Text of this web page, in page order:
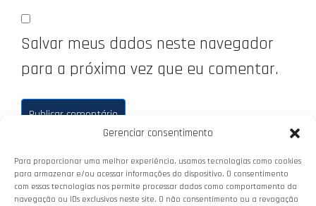
Gerenciar consentimento
Para proporcionar uma melhor experiência, usamos tecnologias como cookies
para armazenar e/ou acessar informações do dispositivo. O consentimento
com essas tecnologias nos permite processar dados como comportamento da
navegação ou IDs exclusivos neste site. O não consentimento ou a revogação
Salvar meus dados neste navegador
para a próxima vez que eu comentar.